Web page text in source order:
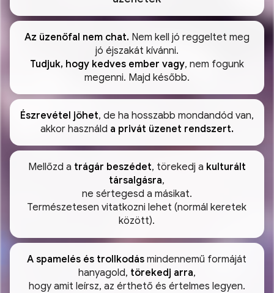
Az üzenőfal nem chat.Nem kell jó reggeltet meg
jó éjszakát kívánni.
Tudjuk, hogy kedves ember vagy, nem fogunk
megenni. Majd később.
Észrevétel jöhet, de ha hosszabb mondandód van,
akkor használd a privát üzenet rendszert.
Mellőzd a trágár beszédet, törekedj a kulturált
társalgásra,
ne sértegesd a másikat.
Természetesen vitatkozni lehet (normál keretek
között).
A spamelés és trollkodásmindennemű formáját
hanyagold, törekedj arra,
hogy amit leírsz, az érthető és értelmes legyen.